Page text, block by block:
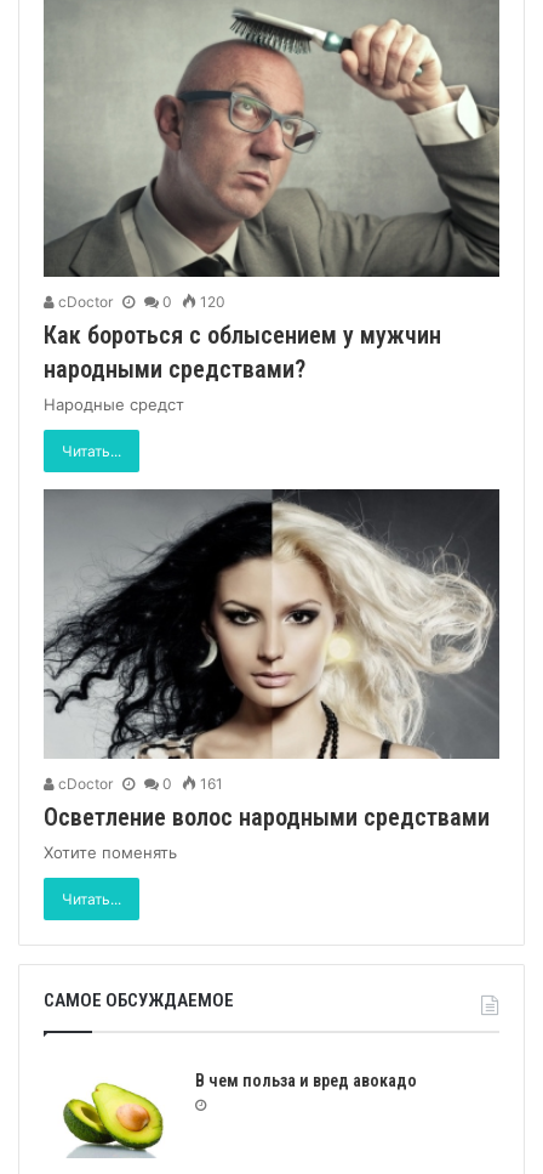
cDoctor 0 120
Как бороться с облысением у мужчин
народными средствами?
Народные средст
Читать...
cDoctor 0 161
Осветление волос народными средствами
Хотите поменять
Читать...
САМОЕ ОБСУЖДАЕМОЕ
В чем польза и вред авокадо